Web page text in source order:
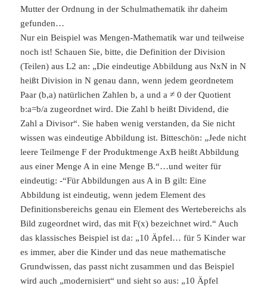
Mutter der Ordnung in der Schulmathematik ihr daheim
gefunden…
Nur ein Beispiel was Mengen-Mathematik war und teilweise
noch ist! Schauen Sie, bitte, die Definition der Division
(Teilen) aus L2 an: „Die eindeutige Abbildung aus NxN in N
heißt Division in N genau dann, wenn jedem geordnetem
Paar (b,a) natürlichen Zahlen b, a und a ≠ 0 der Quotient
b:a=b/a zugeordnet wird. Die Zahl b heißt Dividend, die
Zahl a Divisor“. Sie haben wenig verstanden, da Sie nicht
wissen was eindeutige Abbildung ist. Bitteschön: „Jede nicht
leere Teilmenge F der Produktmenge AxB heißt Abbildung
aus einer Menge A in eine Menge B.“…und weiter für
eindeutig: -“Für Abbildungen aus A in B gilt: Eine
Abbildung ist eindeutig, wenn jedem Element des
Definitionsbereichs genau ein Element des Wertebereichs als
Bild zugeordnet wird, das mit F(x) bezeichnet wird.“ Auch
das klassisches Beispiel ist da: „10 Äpfel… für 5 Kinder war
es immer, aber die Kinder und das neue mathematische
Grundwissen, das passt nicht zusammen und das Beispiel
wird auch „modernisiert“ und sieht so aus: „10 Äpfel